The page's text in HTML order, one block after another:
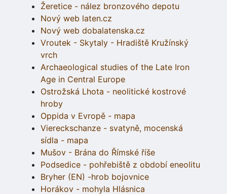
Žeretice - nález bronzového depotu
Nový web laten.cz
Nový web dobalatenska.cz
Vroutek - Skytaly - Hradiště Kružínský
vrch
Archaeological studies of the Late Iron
Age in Central Europe
Ostrožská Lhota - neolitické kostrové
hroby
Oppida v Evropě - mapa
Viereckschanze - svatyně, mocenská
sídla - mapa
Mušov - Brána do Římské říše
Podsedice - pohřebiště z období eneolitu
Bryher (EN) -hrob bojovnice
Horákov - mohyla Hlásnica